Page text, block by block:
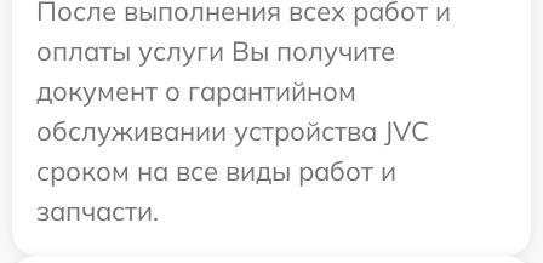
После выполнения всех работ и
оплаты услуги Вы получите
документ о гарантийном
обслуживании устройства JVC
сроком на все виды работ и
запчасти.